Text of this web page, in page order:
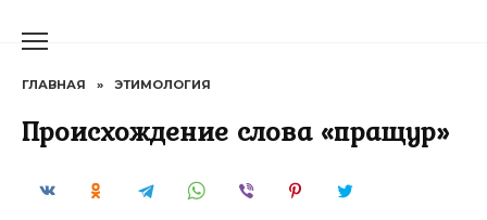
ГЛАВНАЯ » ЭТИМОЛОГИЯ
Происхождение слова «пращур»